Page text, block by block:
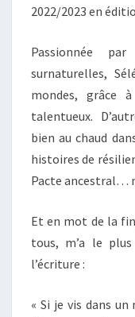
2022/2023 en
Passionnée
surnaturelles,
mondes, grâce
talentueux.
bien au chaud
histoires de
Pacte ancestral…
Et en mot de la
tous, m’a le
l’écriture :
« Si je vis dans